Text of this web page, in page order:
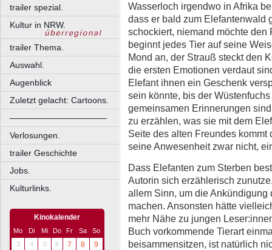
trailer spezial.
Kultur in NRW.
trailer Thema.
Auswahl.
Augenblick
Zuletzt gelacht: Cartoons.
––––––––––––––––––––
Verlosungen.
trailer Geschichte
Jobs.
Kulturlinks.
Kinokalender
Mo Di Mi Do Fr Sa
So
3
4 5 6 7 8
9
Wasserloch irgendwo in Afrika
dass er bald zum Elefantenwald
schockiert, niemand möchte den
beginnt jedes Tier auf seine
Mond an, der Strauß steckt den
die ersten Emotionen verdaut
Elefant ihnen ein Geschenk
sein könnte, bis der
gemeinsamen Erinnerungen
zu erzählen, was sie mit dem
Seite des alten Freundes
seine Anwesenheit zwar nicht,
Dass Elefanten zum Sterben
Autorin sich erzählerisch
allem Sinn, um die
machen. Ansonsten hätte
mehr Nähe zu jungen
Buch vorkommende Tierart
beisammensitzen, ist natürlich